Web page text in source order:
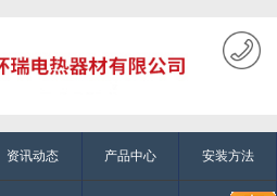
资讯动态 产品中心 安装方法